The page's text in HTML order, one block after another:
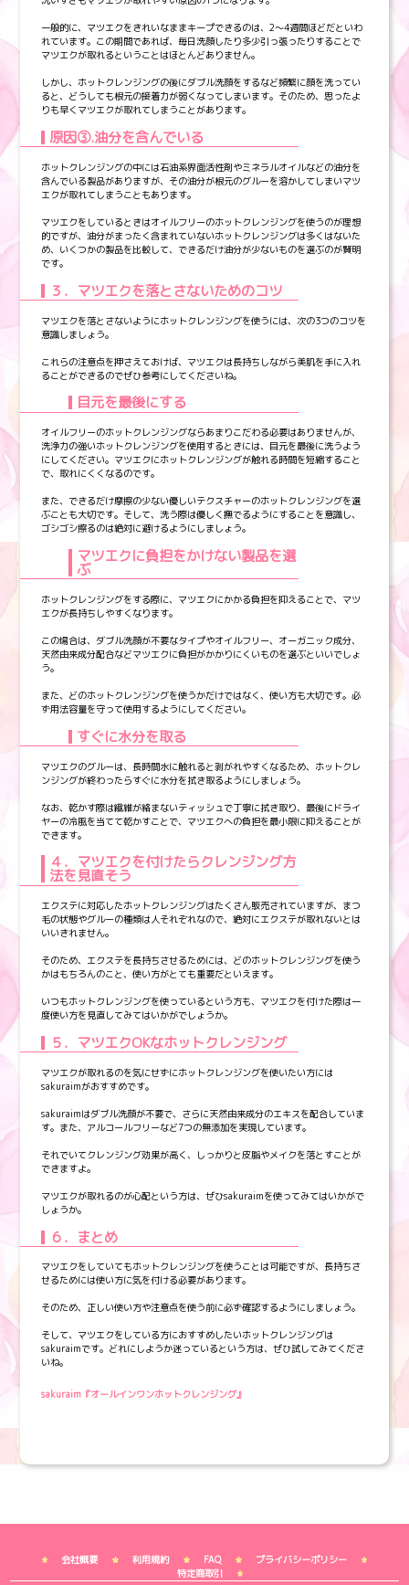
一般的に、マツエクをきれいなままキープできるのは、2～4週間ほどだといわ
れています。この期間であれば、毎日洗顔したり多少引っ張ったりすることで
マツエクが取れるということはほとんどありません。
しかし、ホットクレンジングの後にダブル洗顔をするなど頻繁に顔を洗ってい
ると、どうしても根元の接着力が弱くなってしまいます。そのため、思ったよ
りも早くマツエクが取れてしまうことがあります。
原因③.油分を含んでいる
ホットクレンジングの中には石油系界面活性剤やミネラルオイルなどの油分を
含んでいる製品がありますが、その油分が根元のグルーを溶かしてしまいマツ
エクが取れてしまうこともあります。
マツエクをしているときはオイルフリーのホットクレンジングを使うのが理想
的ですが、油分がまったく含まれていないホットクレンジングは多くはないた
め、いくつかの製品を比較して、できるだけ油分が少ないものを選ぶのが賢明
です。
３．マツエクを落とさないためのコツ
マツエクを落とさないようにホットクレンジングを使うには、次の3つのコツを
意識しましょう。
これらの注意点を押さえておけば、マツエクは長持ちしながら美肌を手に入れ
ることができるのでぜひ参考にしてくださいね。
目元を最後にする
オイルフリーのホットクレンジングならあまりこだわる必要はありませんが、
洗浄力の強いホットクレンジングを使用するときには、目元を最後に洗うよう
にしてください。マツエクにホットクレンジングが触れる時間を短縮すること
で、取れにくくなるのです。
また、できるだけ摩擦の少ない優しいテクスチャーのホットクレンジングを選
ぶことも大切です。そして、洗う際は優しく撫でるようにすることを意識し、
ゴシゴシ擦るのは絶対に避けるようにしましょう。
マツエクに負担をかけない製品を選
ぶ
ホットクレンジングをする際に、マツエクにかかる負担を抑えることで、マツ
エクが長持ちしやすくなります。
この場合は、ダブル洗顔が不要なタイプやオイルフリー、オーガニック成分、
天然由来成分配合などマツエクに負担がかかりにくいものを選ぶといいでしょ
う。
また、どのホットクレンジングを使うかだけではなく、使い方も大切です。必
ず用法容量を守って使用するようにしてください。
すぐに水分を取る
マツエクのグルーは、長時間水に触れると剥がれやすくなるため、ホットクレ
ンジングが終わったらすぐに水分を拭き取るようにしましょう。
なお、乾かす際は繊維が絡まないティッシュで丁寧に拭き取り、最後にドライ
ヤーの冷風を当てて乾かすことで、マツエクへの負担を最小限に抑えることが
できます。
４．マツエクを付けたらクレンジング方
法を見直そう
エクステに対応したホットクレンジングはたくさん販売されていますが、まつ
毛の状態やグルーの種類は人それぞれなので、絶対にエクステが取れないとは
いいきれません。
そのため、エクステを長持ちさせるためには、どのホットクレンジングを使う
かはもちろんのこと、使い方がとても重要だといえます。
いつもホットクレンジングを使っているという方も、マツエクを付けた際は一
度使い方を見直してみてはいかがでしょうか。
５．マツエクOKなホットクレンジング
マツエクが取れるのを気にせずにホットクレンジングを使いたい方には
sakuraimがおすすめです。
sakuraimはダブル洗顔が不要で、さらに天然由来成分のエキスを配合していま
す。また、アルコールフリーなど7つの無添加を実現しています。
それでいてクレンジング効果が高く、しっかりと皮脂やメイクを落とすことが
できますよ。
マツエクが取れるのが心配という方は、ぜひsakuraimを使ってみてはいかがで
しょうか。
６．まとめ
マツエクをしていてもホットクレンジングを使うことは可能ですが、長持ちさ
せるためには使い方に気を付ける必要があります。
そのため、正しい使い方や注意点を使う前に必ず確認するようにしましょう。
そして、マツエクをしている方におすすめしたいホットクレンジングは
sakuraimです。どれにしようか迷っているという方は、ぜひ試してみてくださ
いね。
sakuraim『オールインワンホットクレンジング』
会社概要 利用規約 FAQ
プライバシーポリシー
特定商取引